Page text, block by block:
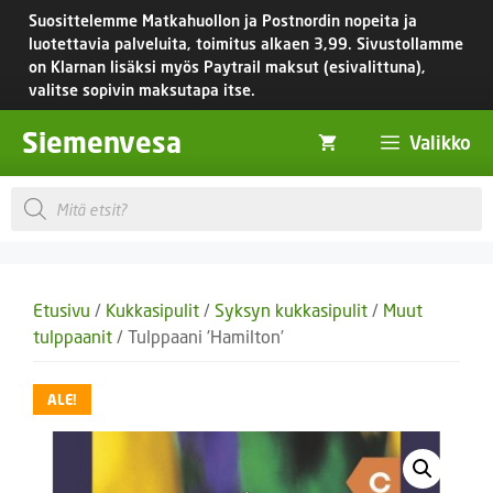
Siirry
sisältöön
Suosittelemme Matkahuollon ja Postnordin nopeita ja
luotettavia palveluita, toimitus alkaen 3,99. Sivustollamme
on Klarnan lisäksi myös Paytrail maksut (esivalittuna),
valitse sopivin maksutapa itse.
Siemenvesa Valikko
Products
search
Etusivu / Kukkasipulit / Syksyn kukkasipulit / Muut
tulppaanit / Tulppaani ’Hamilton’
ALE!